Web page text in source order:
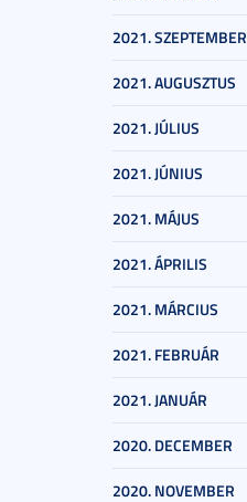
2021. SZEPTEMBER
2021. AUGUSZTUS
2021. JÚLIUS
2021. JÚNIUS
2021. MÁJUS
2021. ÁPRILIS
2021. MÁRCIUS
2021. FEBRUÁR
2021. JANUÁR
2020. DECEMBER
2020. NOVEMBER